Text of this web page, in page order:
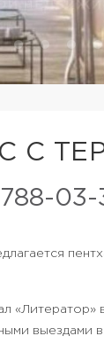
С
03-
выездами